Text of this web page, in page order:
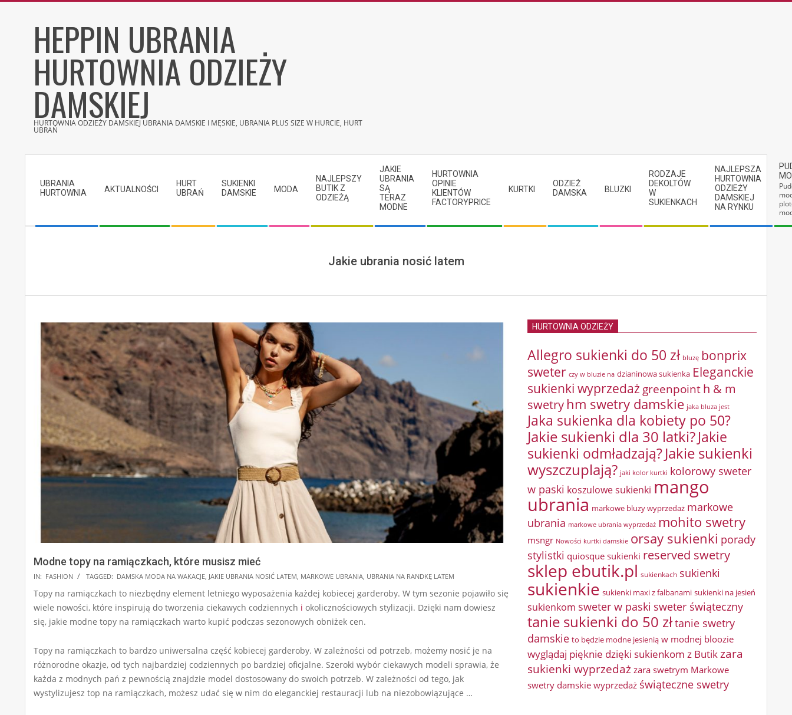
HEPPIN UBRANIA
HURTOWNIA ODZIEŻY
DAMSKIEJ
HURTOWNIA ODZIEŻY DAMSKIEJ UBRANIA DAMSKIE I MĘSKIE, UBRANIA PLUS SIZE W HURCIE, HURT
UBRAŃ
Menu
UBRANIA
HURTOWNIA
AKTUALNOŚCI
HURT
UBRAŃ
SUKIENKI
DAMSKIE
MODA
NAJLEPSZY
BUTIK Z
ODZIEŻĄ
JAKIE
UBRANIA
SĄ
TERAZ
MODNE
HURTOWNIA
OPINIE
KLIENTÓW
FACTORYPRICE
KURTKI
ODZIEŻ
DAMSKA
BLUZKI
RODZAJE
DEKOLTÓW
W
SUKIENKACH
NAJLEPSZA
HURTOWNIA
ODZIEŻY
DAMSKIEJ
NA RYNKU
Jakie ubrania nosić latem
Modne topy na ramiączkach, które musisz mieć
2025-
07-
30
IN: FASHION TAGGED: DAMSKA MODA NA WAKACJE JAKIE UBRANIA NOSIĆ LATEM MARKOWE UBRANIA UBRANIA NA RANDKĘ LATEM
Topy na ramiączkach to niezbędny element letniego wyposażenia każdej kobiecej garderoby. W tym sezonie pojawiło się
wiele nowości, które inspirują do tworzenia ciekawych codziennych i okolicznościowych stylizacji. Dzięki nam dowiesz
się, jakie modne topy na ramiączkach warto kupić podczas sezonowych obniżek cen.
Topy na ramiączkach to bardzo uniwersalna część kobiecej garderoby. W zależności od potrzeb, możemy nosić je na
różnorodne okazje, od tych najbardziej codziennych po bardziej oficjalne. Szeroki wybór ciekawych modeli sprawia, że
każda z modnych pań z pewnością znajdzie model dostosowany do swoich potrzeb. W zależności od tego, jak
wystylizujesz top na ramiączkach, możesz udać się w nim do eleganckiej restauracji lub na niezobowiązujące …
HURTOWNIA ODZIEŻY
Allegro sukienki do 50 zł bluzę bonprix
sweter czy w bluzie na dzianinowa sukienka Eleganckie
sukienki wyprzedaż greenpointh & m
swetryhm swetry damskie jaka bluza jest
Jaka sukienka dla kobiety po 50?
Jakie sukienki dla 30 latki?Jakie
sukienki odmładzają?Jakie sukienki
wyszczuplają? jaki kolor kurtki kolorowy sweter
w paski koszulowe sukienki mango
ubrania markowe bluzy wyprzedaż markowe
ubrania markowe ubrania wyprzedaż mohito swetry
msngr Nowości kurtki damskie orsay sukienki porady
stylistki quiosque sukienki reserved swetry
sklep ebutik.pl sukienkach sukienki
sukienkie sukienki maxi z falbanami sukienki na jesień
sukienkom sweter w paski sweter świąteczny
tanie sukienki do 50 złtanie swetry
damskie to będzie modne jesienią w modnej bloozie
wyglądaj pięknie dzięki sukienkom z Butikzara
sukienki wyprzedażzara swetrym Markowe
swetry damskie wyprzedaż świąteczne swetry